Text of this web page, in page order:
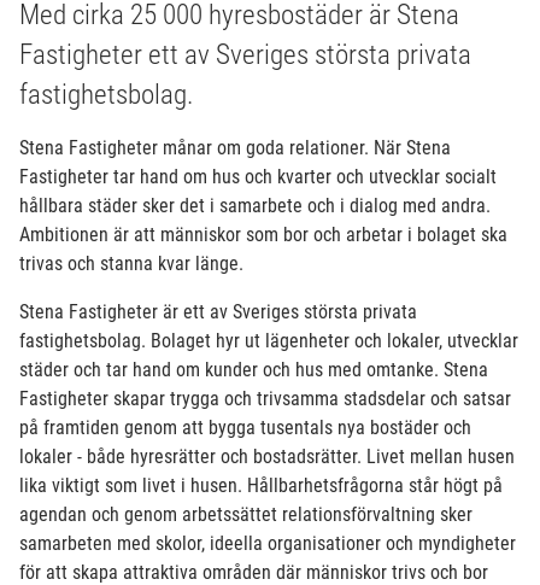
Med cirka 25 000 hyresbostäder är Stena
Fastigheter ett av Sveriges största privata
fastighetsbolag.
Stena Fastigheter månar om goda relationer. När Stena
Fastigheter tar hand om hus och kvarter och utvecklar socialt
hållbara städer sker det i samarbete och i dialog med andra.
Ambitionen är att människor som bor och arbetar i bolaget ska
trivas och stanna kvar länge.
Stena Fastigheter är ett av Sveriges största privata
fastighetsbolag. Bolaget hyr ut lägenheter och lokaler, utvecklar
städer och tar hand om kunder och hus med omtanke. Stena
Fastigheter skapar trygga och trivsamma stadsdelar och satsar
på framtiden genom att bygga tusentals nya bostäder och
lokaler - både hyresrätter och bostadsrätter. Livet mellan husen
lika viktigt som livet i husen. Hållbarhetsfrågorna står högt på
agendan och genom arbetssättet relationsförvaltning sker
samarbeten med skolor, ideella organisationer och myndigheter
för att skapa attraktiva områden där människor trivs och bor